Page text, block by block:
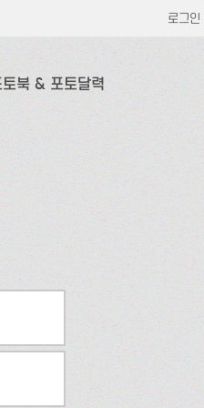
로그인
북 & 포토달력